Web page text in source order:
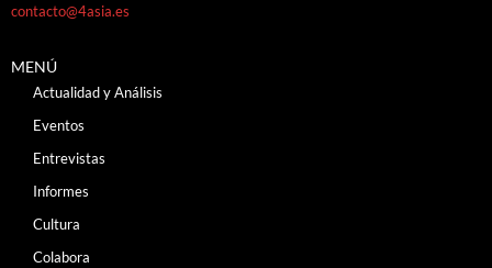
contacto@4asia.es
MENÚ
Actualidad y Análisis
Eventos
Entrevistas
Informes
Cultura
Colabora